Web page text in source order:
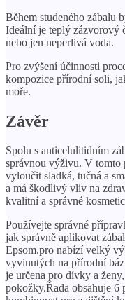
Během studeného zábalu
Ideální je teplý zázvorový
nebo jen neperlivá voda.
Pro zvýšení účinnosti
kompozice přírodní soli,
moře.
Závěr
Spolu s anticelulitidním
správnou výživu. V tomto
vyloučit sladká, tučná a
a má škodlivý vliv na
kvalitní a správné
Používejte správné
jak správně aplikovat
Epsom.pro nabízí velký
vyvinutých na přírodní
je určena pro dívky a
pokožky.Řada obsahuje 6